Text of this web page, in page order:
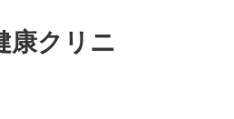
康クリニ